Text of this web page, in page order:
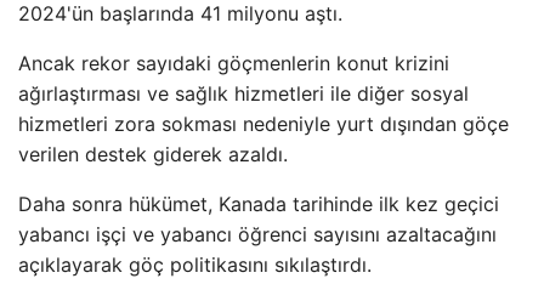
2024'ün başlarında 41 milyonu aştı.
Ancak rekor sayıdaki göçmenlerin konut krizini
ağırlaştırması ve sağlık hizmetleri ile diğer sosyal
hizmetleri zora sokması nedeniyle yurt dışından göçe
verilen destek giderek azaldı.
Daha sonra hükümet, Kanada tarihinde ilk kez geçici
yabancı işçi ve yabancı öğrenci sayısını azaltacağını
açıklayarak göç politikasını sıkılaştırdı.